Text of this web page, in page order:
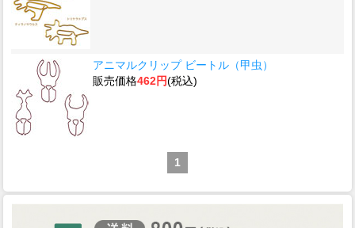
アニマルクリップ ビートル（甲虫）
販売価格462円(税込)
1